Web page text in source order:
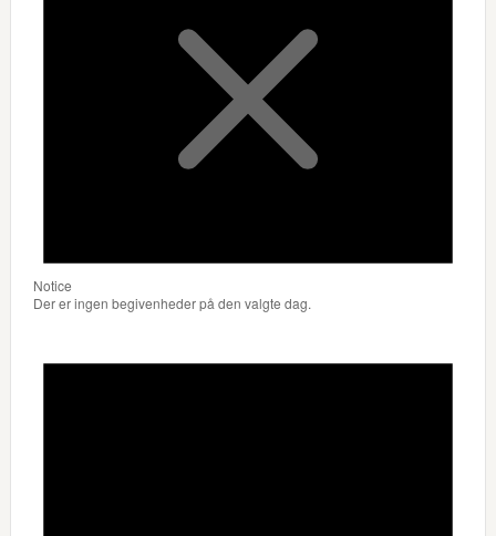
Notice
Der er ingen begivenheder på den valgte dag.